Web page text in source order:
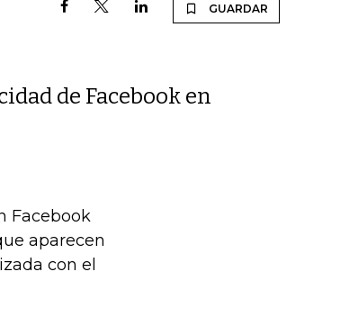
GUARDAR
de Facebook en
Facebook
aparecen
con el